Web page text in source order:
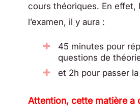
cours théoriques. En effet,
l’examen, il y aura :
45 minutes pour
questions de
et 2h pour passer
Attention, cette matière a